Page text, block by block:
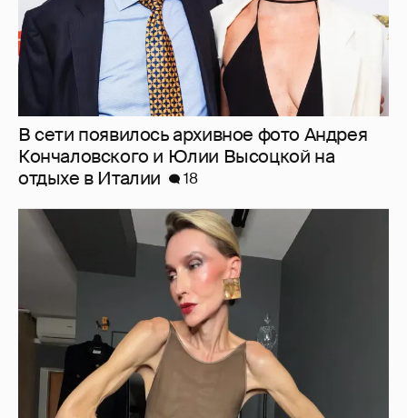
"Люблю своё тело". 52-летняя Наталья
Максимова показала фигуру в "голых"